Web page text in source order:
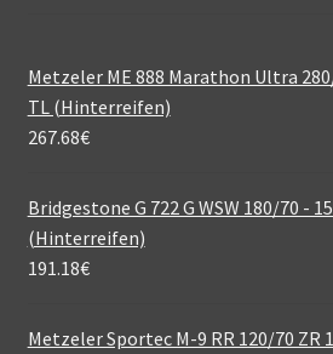
Metzeler ME 888 Marathon Ultra
TL (Hinterreifen)
267.68€
Bridgestone G 722 G WSW 180/70 -
(Hinterreifen)
191.18€
Metzeler Sportec M-9 RR 120/70 ZR